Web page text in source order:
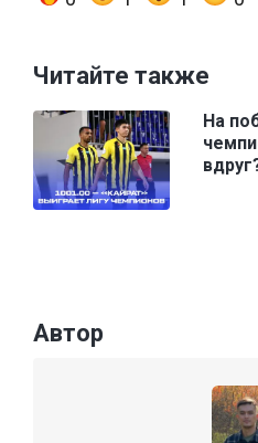
Читайте также
На
Автор